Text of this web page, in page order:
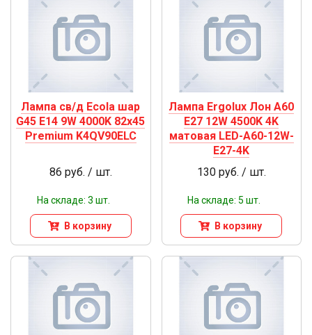
Лампа св/д Ecola шар
G45 E14 9W 4000K 82x45
Premium K4QV90ELC
86 руб. / шт.
На складе: 3 шт.
В корзину
Лампа Ergolux Лон А60
Е27 12W 4500K 4K
матовая LED-А60-12W-
E27-4K
130 руб. / шт.
На складе: 5 шт.
В корзину